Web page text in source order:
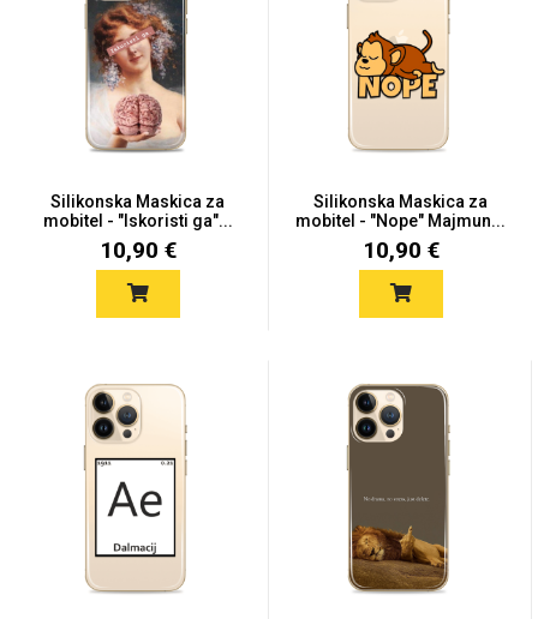
Silikonska Maskica za
mobitel - "Iskoristi ga"...
10,90 €
Silikonska Maskica za
mobitel - "Nope" Majmun...
10,90 €